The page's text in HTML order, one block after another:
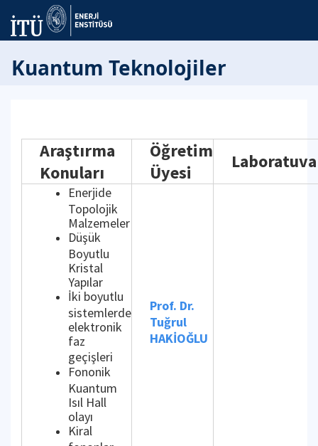
Kuantum Teknolojiler
Araştırma
Konuları
Öğretim
Üyesi
Enerjide
Topolojik
Malzemeler
Düşük
Boyutlu
Kristal
Yapılar
İki boyutlu
sistemlerde
elektronik
faz
geçişleri
Fononik
Kuantum
Isıl Hall
olayı
Kiral
Prof. Dr.
Tuğrul
HAKİOĞLU